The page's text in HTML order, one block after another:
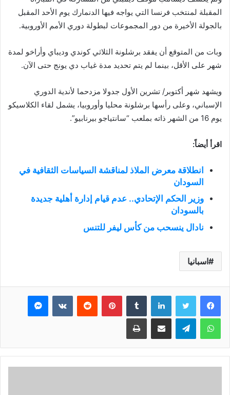
المقبلة لمنتخب فرنسا التي يواجه فيها الدنمارك يوم الأحد المقبل
بالجولة الأخيرة من دور المجموعات لبطولة دوري الأمم الأوروبية.
وبات من المتوقع أن يفقد برشلونة الثلاثي كوندي وديباي وأراخو لمدة
شهر على الأقل، بينما لم يتم تحديد مدة غياب دي يونج حتى الآن.
ويشهد شهر أكتوبر/ تشرين الأول جدولا مزدحما لأندية الدوري
الإسباني، وعلى رأسها برشلونة محليا وأوروبيا، يشمل لقاء الكلاسيكو
يوم 16 من الشهر ذاته بملعب “سانتياجو بيرنابيو”.
اقرأ أيضاً:
انطلاقة معرض الملاذ لمناقشة السياسات الثقافية في
السودان
وزير الحكم الإتحادي.. عدم قيام إدارة أهلية جديدة
بالسودان
نادال ينسحب من كأس ليفر للتنس
اسبانيا
فيسبوك تويتر لينكدإن بينتيريست ماسنجر
واتساب تيلقرام مشاركة عبر البريد طباعة